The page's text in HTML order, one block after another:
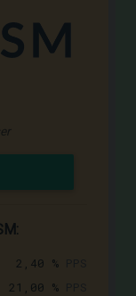
2,40 %
21,00 %